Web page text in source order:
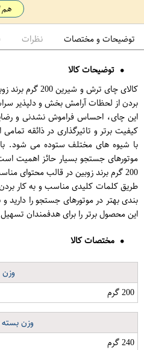
هم
توضیحات و مختصات نظرات
توضیحات کالا
کالای چای ترش و
بردن از لحظات آرامش بخش و دلپذیر
این چای، احساس فراموش نشدنی و
کیفیت برتر و تاثیرگذاری در ذائقه
با شیوه های مختلف ستوده می شود. با
موتورهای جستجو بسیار حائز اهمیت
200 گرم برند زوبین در قالب محتوای
طریق کلمات کلیدی مناسب و به کار
بندی بهتر در موتورهای جستجو را دارید
این محصول برتر را برای هدفمندان
مختصات کالا
وزن
200 گرم
وزن
240 گرم